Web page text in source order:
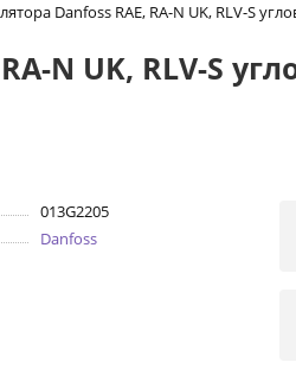
Danfoss RAE, RA-N UK, RLV-S
N UK, RLV-S
013G2205
Danfoss